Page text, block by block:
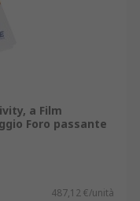
a Film
Foro passante
487,12 €/unità